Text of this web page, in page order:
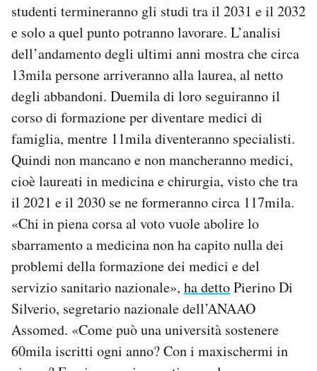
studenti termineranno gli studi tra il 2031 e il 2032
e solo a quel punto potranno lavorare. L’analisi
dell’andamento degli ultimi anni mostra che circa
13mila persone arriveranno alla laurea, al netto
degli abbandoni. Duemila di loro seguiranno il
corso di formazione per diventare medici di
famiglia, mentre 11mila diventeranno specialisti.
Quindi non mancano e non mancheranno medici,
cioè laureati in medicina e chirurgia, visto che tra
il 2021 e il 2030 se ne formeranno circa 117mila.
«Chi in piena corsa al voto vuole abolire lo
sbarramento a medicina non ha capito nulla dei
problemi della formazione dei medici e del
servizio sanitario nazionale», ha dettoPierino Di
Silverio, segretario nazionale dell’ANAAO
Assomed. «Come può una università sostenere
60mila iscritti ogni anno? Con i maxischermi in